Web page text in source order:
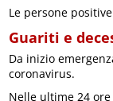
Le persone
Guariti e
Da inizio
coronavirus.
Nelle ultime 24